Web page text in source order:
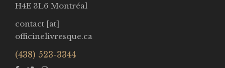
H4E 3L6 Montréal
contact [at]
officinelivresque.ca
(438) 523-3344